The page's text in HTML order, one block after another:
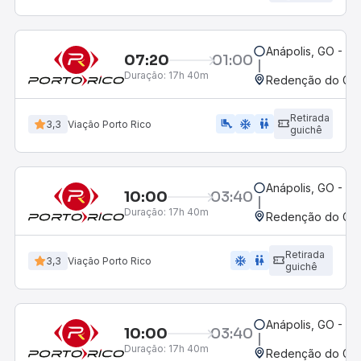
07:20 01:00
Duração: 17h 40m
Anápolis, GO -
Redenção do
3,3 Viação Porto Rico airline_seat_legroom_extra ac_unit wc
Retirada
guichê
10:00 03:40
Duração: 17h 40m
Anápolis, GO -
Redenção do
3,3 Viação Porto Rico ac_unit wc
Retirada
guichê
10:00 03:40
Duração: 17h 40m
Anápolis, GO -
Redenção do